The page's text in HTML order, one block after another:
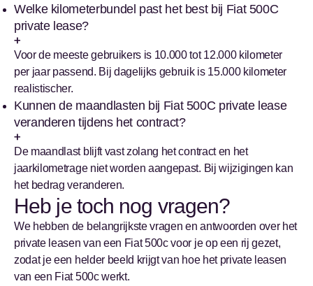
Welke kilometerbundel past het best bij Fiat 500C
private lease?
Voor de meeste gebruikers is 10.000 tot 12.000 kilometer
per jaar passend. Bij dagelijks gebruik is 15.000 kilometer
realistischer.
Kunnen de maandlasten bij Fiat 500C private lease
veranderen tijdens het contract?
De maandlast blijft vast zolang het contract en het
jaarkilometrage niet worden aangepast. Bij wijzigingen kan
het bedrag veranderen.
Heb je toch nog vragen?
We hebben de belangrijkste vragen en antwoorden over het
private leasen van een Fiat 500c voor je op een rij gezet,
zodat je een helder beeld krijgt van hoe het private leasen
van een Fiat 500c werkt.